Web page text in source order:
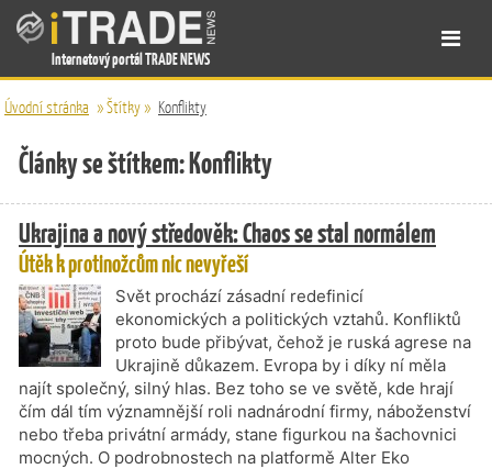
Internetový portál TRADE NEWS
Úvodní stránka »Štítky» Konflikty
Články se štítkem: Konflikty
Ukrajina a nový středověk: Chaos se stal normálem
Útěk k protinožcům nic nevyřeší
Svět prochází zásadní redefinicí
ekonomických a politických vztahů. Konfliktů
proto bude přibývat, čehož je ruská agrese na
Ukrajině důkazem. Evropa by i díky ní měla
najít společný, silný hlas. Bez toho se ve světě, kde hrají
čím dál tím významnější roli nadnárodní firmy, náboženství
nebo třeba privátní armády, stane figurkou na šachovnici
mocných. O podrobnostech na platformě Alter Eko